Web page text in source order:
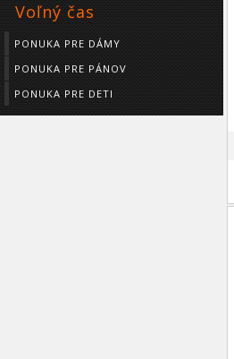
Voľný čas
PONUKA PRE DÁMY
PONUKA PRE PÁNOV
PONUKA PRE DETI